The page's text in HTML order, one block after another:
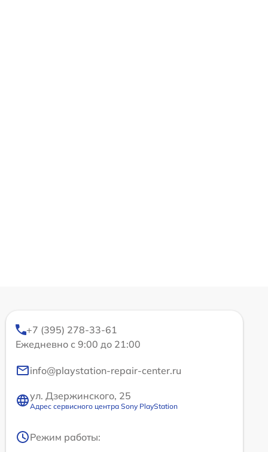
+7 (395) 278-33-61
Ежедневно с 9:00 до 21:00
info@playstation-repair-center.ru
ул. Дзержинского, 25
Адрес сервисного центра Sony PlayStation
Режим работы: